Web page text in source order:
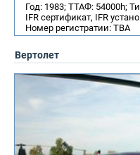
Год: 1983; ТТАФ: 54000h;
IFR сертификат, IFR
Номер регистратии: TBA
Вертолет